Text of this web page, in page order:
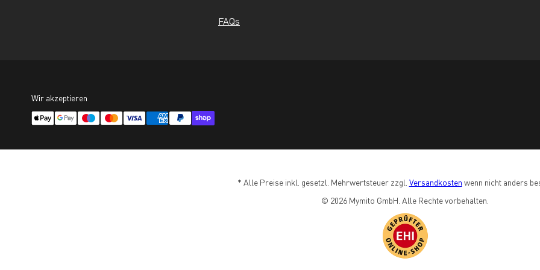
FAQs
Wir akzeptieren
* Alle Preise inkl. gesetzl. Mehrwertsteuer zzgl. Versandkosten wenn nicht anders
© 2026 Mymito GmbH. Alle Rechte vorbehalten.